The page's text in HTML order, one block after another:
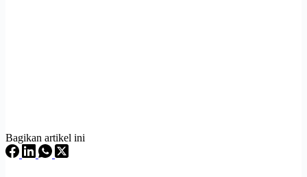
Bagikan artikel ini